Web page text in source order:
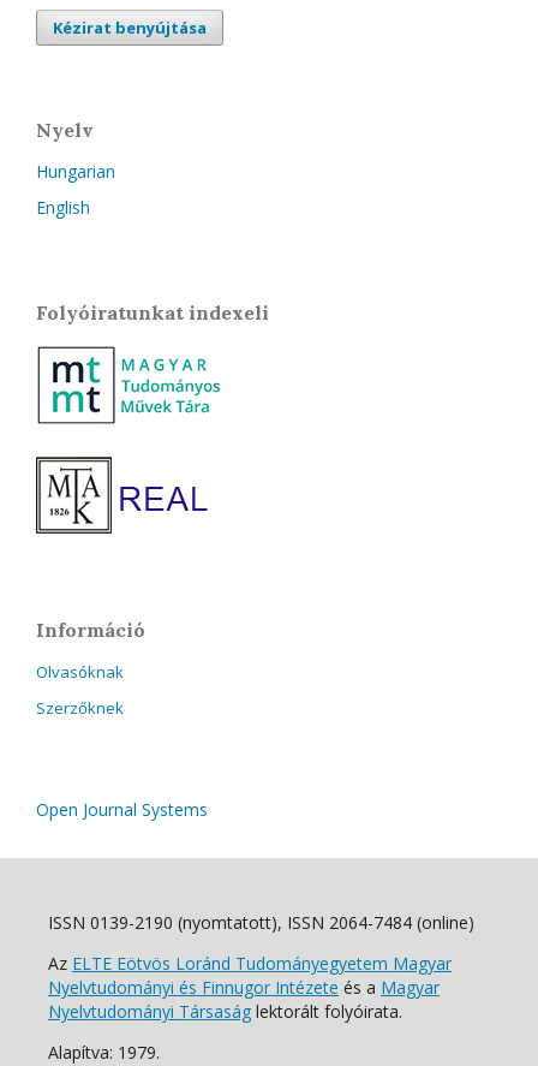
Kézirat benyújtása
Nyelv
Hungarian
English
Folyóiratunkat indexeli
Információ
Olvasóknak
Szerzőknek
Open Journal Systems
ISSN 0139-2190 (nyomtatott), ISSN 2064-7484 (online)
Az ELTE Eötvös Loránd Tudományegyetem Magyar
Nyelvtudományi és Finnugor Intézete és a Magyar
Nyelvtudományi Társaság lektorált folyóirata.
Alapítva: 1979.